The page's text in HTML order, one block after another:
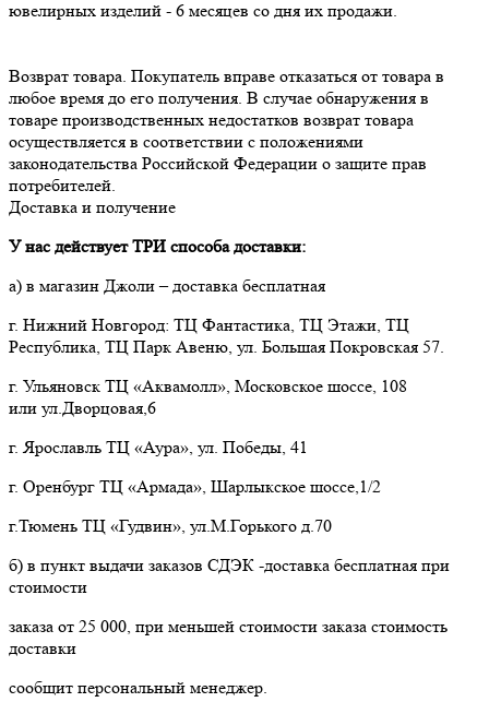
Возврат товара. Покупатель вправе отказаться от товара в
любое время до его получения. В случае обнаружения в
товаре производственных недостатков возврат товара
осуществляется в соответствии с положениями
законодательства Российской Федерации о защите прав
потребителей.
Доставка и получение
У нас действует ТРИ способа доставки:
а) в магазин Джоли – доставка бесплатная
г. Нижний Новгород: ТЦ Фантастика, ТЦ Этажи, ТЦ
Республика, ТЦ Парк Авеню, ул. Большая Покровская 57.
г. Ульяновск ТЦ «Аквамолл», Московское шоссе, 108
или ул.Дворцовая,6
г. Ярославль ТЦ «Аура», ул. Победы, 41
г. Оренбург ТЦ «Армада», Шарлыкское шоссе,1/2
г.Тюмень ТЦ «Гудвин», ул.М.Горького д.70
б) в пункт выдачи заказов СДЭК -доставка бесплатная при
стоимости
заказа от 25 000, при меньшей стоимости заказа стоимость
доставки
сообщит персональный менеджер.